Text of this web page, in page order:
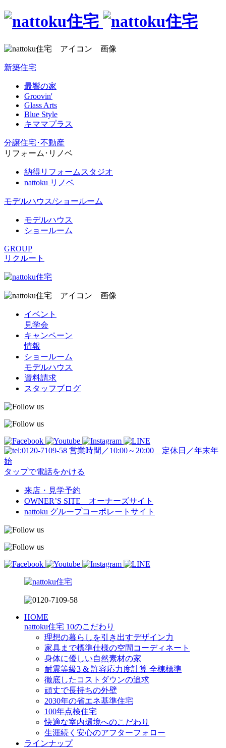
新築住宅
最響の家
Groovin'
Glass Arts
Blue Style
キママプラス
分譲住宅･不動産
リフォーム･リノベ
納得リフォームスタジオ
nattoku リノベ
モデルハウス/ショールーム
モデルハウス
ショールーム
GROUP
リクルート
イベント
見学会
キャンペーン
情報
ショールーム
モデルハウス
資料請求
スタッフブログ
営業時間／10:00～20:00 定休日／年末年
始
タップで電話をかける
来店・見学予約
OWNER’S SITE オーナーズサイト
nattoku グループコーポレートサイト
HOME
nattoku住宅 10のこだわり
理想の暮らしを引き出すデザイン力
家具まで標準仕様の空間コーディネート
身体に優しい自然素材の家
耐震等級3 & 許容応力度計算 全棟標準
徹底したコストダウンの追求
頑丈で長持ちの外壁
2030年の省エネ基準住宅
100年点検住宅
快適な室内環境へのこだわり
生涯続く安心のアフターフォロー
ラインナップ